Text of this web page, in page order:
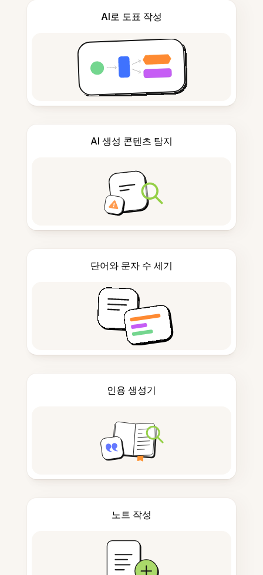
AI로 도표 작성
AI 생성 콘텐츠 탐지
단어와 문자 수 세기
인용 생성기
노트 작성